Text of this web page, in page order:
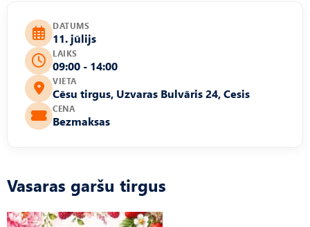
DATUMS
11. jūlijs
LAIKS
09:00 - 14:00
VIETA
Cēsu tirgus, Uzvaras Bulvāris 24, Cesis
CENA
Bezmaksas
Vasaras garšu tirgus